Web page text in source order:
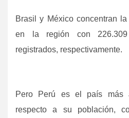
Brasil y México concentran
en la región con
registrados, respectivamente.
Pero Perú es el país más
respecto a su población,